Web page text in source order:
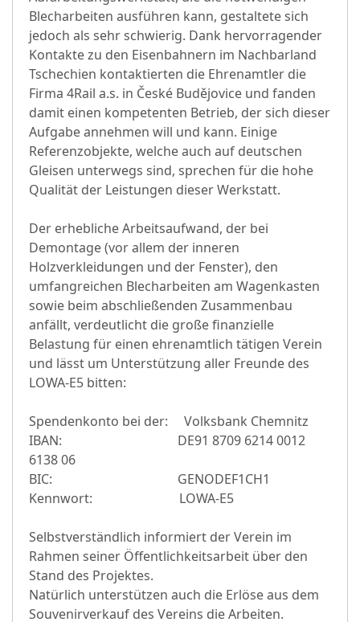
Blecharbeiten ausführen kann, gestaltete sich
jedoch als sehr schwierig. Dank hervorragender
Kontakte zu den Eisenbahnern im Nachbarland
Tschechien kontaktierten die Ehrenamtler die
Firma 4Rail a.s. in České Budějovice und fanden
damit einen kompetenten Betrieb, der sich dieser
Aufgabe annehmen will und kann. Einige
Referenzobjekte, welche auch auf deutschen
Gleisen unterwegs sind, sprechen für die hohe
Qualität der Leistungen dieser Werkstatt.
Der erhebliche Arbeitsaufwand, der bei
Demontage (vor allem der inneren
Holzverkleidungen und der Fenster), den
umfangreichen Blecharbeiten am Wagenkasten
sowie beim abschließenden Zusammenbau
anfällt, verdeutlicht die große finanzielle
Belastung für einen ehrenamtlich tätigen Verein
und lässt um Unterstützung aller Freunde des
LOWA-E5 bitten:
Spendenkonto bei der: Volksbank Chemnitz
IBAN: DE91 8709 6214 0012
6138 06
BIC: GENODEF1CH1
Kennwort: LOWA-E5
Selbstverständlich informiert der Verein im
Rahmen seiner Öffentlichkeitsarbeit über den
Stand des Projektes.
Natürlich unterstützen auch die Erlöse aus dem
Souvenirverkauf des Vereins die Arbeiten.